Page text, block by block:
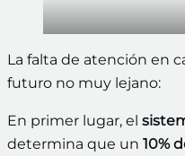
La falta de atención en
futuro no muy lejano:
En primer lugar, el
determina que un 10%